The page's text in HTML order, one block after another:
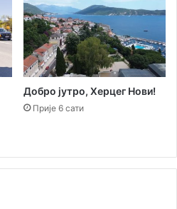
Добро јутро, Херцег Нови!
Прије 6 сати